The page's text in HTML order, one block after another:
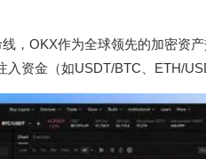
，OKX作为全球领先的加密资
入资金（如USDT/BTC、ETH/